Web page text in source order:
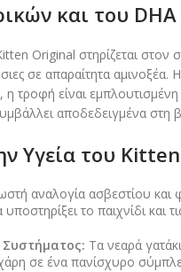
και του
Original στηρίζεται
σε απαραίτητα
τροφή είναι
αποδεδειγμένα στη
Υγεία του Kitten
αναλογία ασβεστίου και
το παιχνίδι και
Τα νεαρά
χάρη σε ένα πανίσχυρο